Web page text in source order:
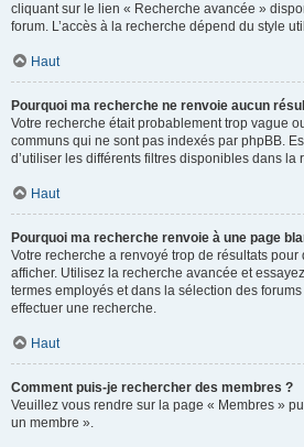
cliquant sur le lien « Recherche avancée »
forum. L’accès à la recherche dépend du style
Haut
Pourquoi ma recherche ne renvoie aucun
Votre recherche était probablement trop vague
communs qui ne sont pas indexés par phpBB.
d’utiliser les différents filtres disponibles dans la
Haut
Pourquoi ma recherche renvoie à une page
Votre recherche a renvoyé trop de résultats
afficher. Utilisez la recherche avancée et
termes employés et dans la sélection des
effectuer une recherche.
Haut
Comment puis-je rechercher des membres ?
Veuillez vous rendre sur la page « Membres »
un membre ».